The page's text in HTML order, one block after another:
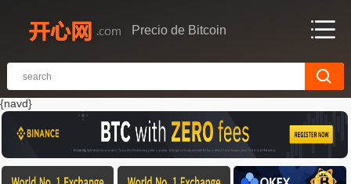
Precio de Bitcoin
{navd}